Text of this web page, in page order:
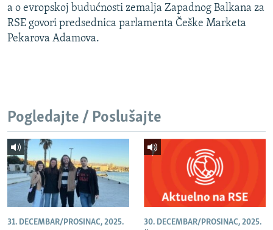
TRI DECENIJE OD RATA U BIH
SVE KARTE DEJTONA
a o evropskoj budućnosti zemalja Zapadnog Balkana za
RSE govori predsednica parlamenta Češke Marketa
Pekarova Adamova.
Pogledajte / Poslušajte
31. DECEMBAR/PROSINAC, 2025. 30. DECEMBAR/PROSINAC, 2025.